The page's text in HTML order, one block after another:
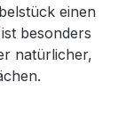
einen
besonders
natürlicher,